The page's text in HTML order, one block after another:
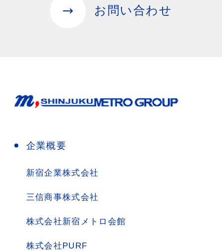
お問い合わせ
企業概要
新宿企業株式会社
三信商事株式会社
株式会社新宿メトロ会館
株式会社PURF